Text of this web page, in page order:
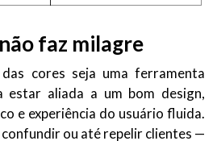
faz milagre
cores seja uma ferramenta
estar aliada a um bom design,
e experiência do usuário fluida.
ou até repelir clientes —